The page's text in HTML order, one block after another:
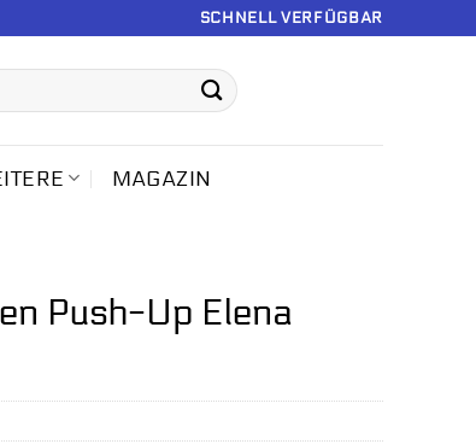
SCHNELL VERFÜGBAR
MAGAZIN
Push-Up Elena